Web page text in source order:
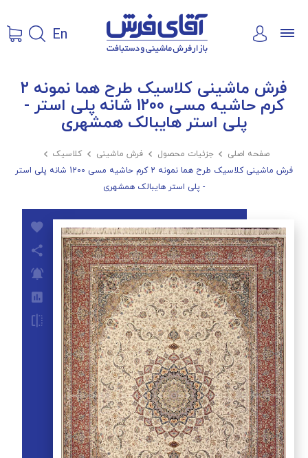
En
فرش ماشینی کلاسیک طرح هما نمونه 2
کرم حاشیه مسی 1200 شانه پلی استر -
پلی استر هایبالک همشهری
صفحه اصلی  جزئیات محصول  فرش ماشینی  کلاسیک 
فرش ماشینی کلاسیک طرح هما نمونه 2 کرم حاشیه مسی 1200 شانه پلی استر
- پلی استر هایبالک همشهری